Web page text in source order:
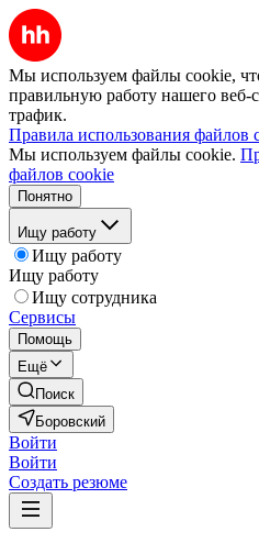
Мы используем файлы cookie,
правильную работу нашего веб-
трафик.
Правила использования файлов
Мы используем файлы cookie.
файлов cookie
Понятно
Ищу работу
Ищу работу
Ищу работу
Ищу сотрудника
Сервисы
Помощь
Ещё
Поиск
Боровский
Войти
Войти
Создать резюме